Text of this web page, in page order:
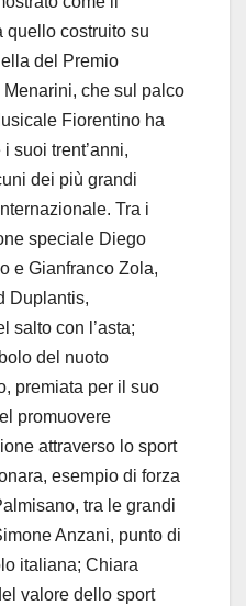
quello costruito su
del Premio
che sul palco
Fiorentino ha
suoi trent’anni,
dei più grandi
Tra i
speciale Diego
e Gianfranco Zola,
Duplantis,
salto con l’asta;
del nuoto
premiata per il suo
promuovere
attraverso lo sport
esempio di forza
tra le grandi
Anzani, punto di
italiana; Chiara
valore dello sport